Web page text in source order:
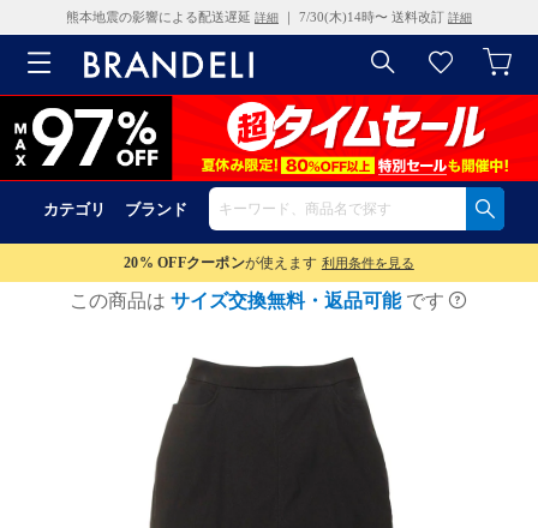
熊本地震の影響による配送遅延 詳細 ｜ 7/30(木)14時〜 送料改訂 詳細
カテゴリ ブランド
20% OFFクーポンが使えます 利用条件を見る
この商品は サイズ交換無料・返品可能 です